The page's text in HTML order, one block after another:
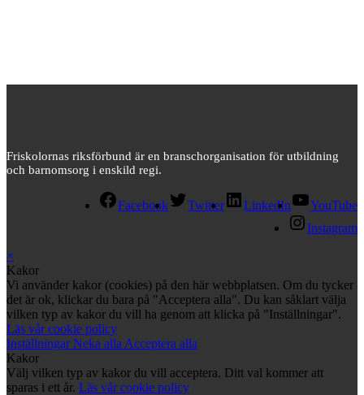
Friskolornas riksförbund är en branschorganisation för utbildning
och barnomsorg i enskild regi.
Facebook Twitter LinkedIn
YouTube
Instagram
×
Kakor
Vi använder kakor (cookies) på den här webbplatsen. Om du tycker
det är ok, klickar du bara på "Acceptera alla". Du kan såklart välja
vilken typ av kakor du vill ha genom att klicka på "Inställningar".
Läs vår cookie policy
InställningarNeka alla Acceptera alla
Kakor
Välj vilken typ av kakor du vill acceptera. Ditt val kommer att
sparas i ett år. Läs vår cookie policy